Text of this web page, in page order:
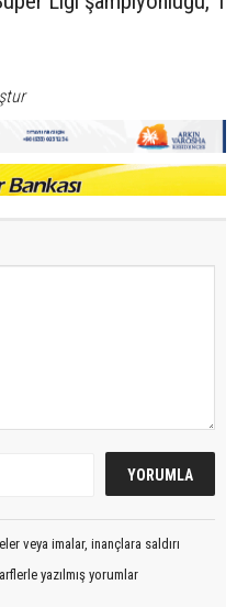
veya imalar, inançlara saldırı
yazılmış yorumlar